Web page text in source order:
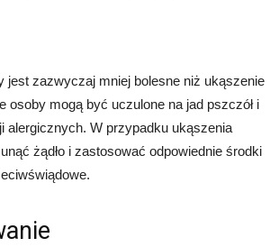
jest zazwyczaj mniej bolesne niż ukąszenie
osoby mogą być uczulone na jad pszczół i
alergicznych. W przypadku ukąszenia
żądło i zastosować odpowiednie środki